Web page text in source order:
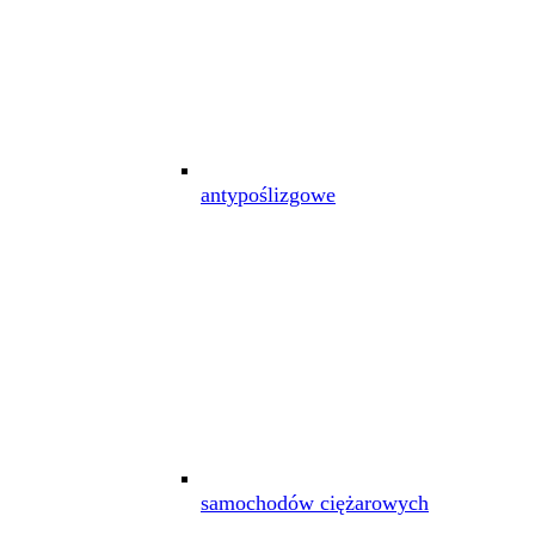
antypoślizgowe
samochodów ciężarowych